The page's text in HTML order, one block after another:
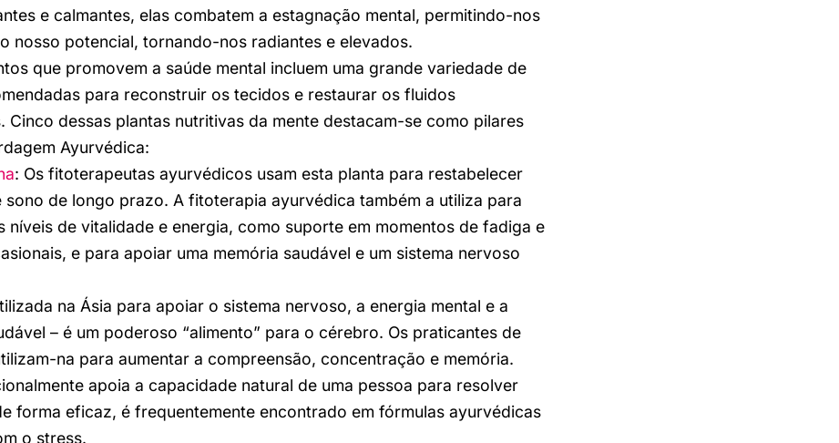
e calmantes, elas combatem a estagnação mental, permitindo-nos
nosso potencial, tornando-nos radiantes e elevados.
que promovem a saúde mental incluem uma grande variedade de
para reconstruir os tecidos e restaurar os fluidos
Cinco dessas plantas nutritivas da mente destacam-se como pilares
Ayurvédica:
: Os fitoterapeutas ayurvédicos usam esta planta para restabelecer
sono de longo prazo. A fitoterapia ayurvédica também a utiliza para
níveis de vitalidade e energia, como suporte em momentos de fadiga e
e para apoiar uma memória saudável e um sistema nervoso
na Ásia para apoiar o sistema nervoso, a energia mental e a
– é um poderoso “alimento” para o cérebro. Os praticantes de
na para aumentar a compreensão, concentração e memória.
apoia a capacidade natural de uma pessoa para resolver
forma eficaz, é frequentemente encontrado em fórmulas ayurvédicas
o stress.